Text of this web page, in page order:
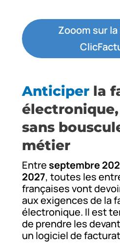
Zooom sur la
Anticiperla
électronique,
sans
métier
Entre septembre
2027, toutes les
françaises vont
aux exigences de la
électronique. Il est
de prendre les
un logiciel de